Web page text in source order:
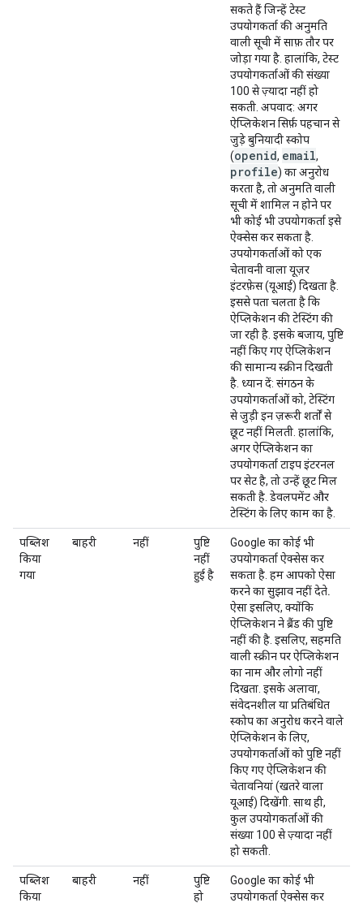
सकते हैं जिन्हें टेस्ट
उपयोगकर्ता की अनुमति
वाली सूची में साफ़ तौर पर
जोड़ा गया है. हालांकि, टेस्ट
उपयोगकर्ताओं की संख्या
100 से ज़्यादा नहीं हो
सकती. अपवाद: अगर
ऐप्लिकेशन सिर्फ़ पहचान से
जुड़े बुनियादी स्कोप
(openid, email,
profile) का अनुरोध
करता है, तो अनुमति वाली
सूची में शामिल न होने पर
भी कोई भी उपयोगकर्ता इसे
ऐक्सेस कर सकता है.
उपयोगकर्ताओं को एक
चेतावनी वाला यूज़र
इंटरफ़ेस (यूआई) दिखता है.
इससे पता चलता है कि
ऐप्लिकेशन की टेस्टिंग की
जा रही है. इसके बजाय, पुष्टि
नहीं किए गए ऐप्लिकेशन
की सामान्य स्क्रीन दिखती
है. ध्यान दें: संगठन के
उपयोगकर्ताओं को, टेस्टिंग
से जुड़ी इन ज़रूरी शर्तों से
छूट नहीं मिलती. हालांकि,
अगर ऐप्लिकेशन का
उपयोगकर्ता टाइपइंटरनल
पर सेट है, तो उन्हें छूट मिल
सकती है. डेवलपमेंट और
टेस्टिंग के लिए काम का है.
पब्लिश
किया
गया
बाहरी नहीं
पुष्टि
नहीं
हुई है
Google का कोई भी
उपयोगकर्ता ऐक्सेस कर
सकता है. हम आपको ऐसा
करने का सुझाव नहीं देते.
ऐसा इसलिए, क्योंकि
ऐप्लिकेशन ने ब्रैंड की पुष्टि
नहीं की है. इसलिए, सहमति
वाली स्क्रीन पर ऐप्लिकेशन
का नाम और लोगो नहीं
दिखता. इसके अलावा,
संवेदनशील या प्रतिबंधित
स्कोप का अनुरोध करने वाले
ऐप्लिकेशन के लिए,
उपयोगकर्ताओं को पुष्टि नहीं
किए गए ऐप्लिकेशन की
चेतावनियां (खतरे वाला
यूआई) दिखेंगी. साथ ही,
कुल उपयोगकर्ताओं की
संख्या 100 से ज़्यादा नहीं
हो सकती.
पब्लिश
किया
बाहरी नहीं
पुष्टि
हो
Google का कोई भी
उपयोगकर्ता ऐक्सेस कर